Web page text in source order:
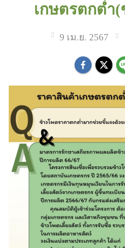
เกษตรตกต่ำ
9 เม.ย. 2567